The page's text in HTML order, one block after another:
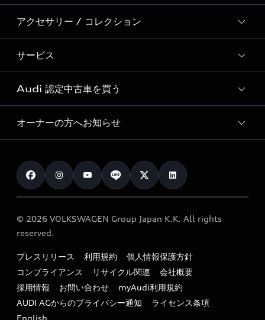
Audi Sport
Formula 1®
デジタルサービス
新車在庫検索
試乗車・展示車検索
見積り依頼
試乗予約
モデル一覧
特別仕様モデル / 限定モデル
e-tronラインアップ
価格シミュレーション
車両比較
カタログ一覧
アクセサリー / コレクション
純正アクセサリー
オンラインショップ
Audi collection
アウディナビアプリ
サービス
サービス入庫予約
サービスプログラム
メンテナンス
車検 / 定期点検
e-tronアフターサポート
myAudi
Audi 認定中古車を買う
Audi認定中古車
クオリティ
保証
メンテナンス
ファイナンス
キャンペーン / イベント
買取査定
オーナーの方へお知らせ
お知らせ
オーナー様向けキャンペーン
特定整備適用車一覧
リサイクル法
よくある質問（FAQ）
© 2026 VOLKSWAGEN Group Japan K.K. All rights
reserved.
プレスリリース 利用規約
個人情報保護方針
コンプライアンス
リサイクル関連
会社概要
採用情報
お問い合わせ
myAudi利用規約
AUDI AGからのプライバシー通知
ライセンス条項
English